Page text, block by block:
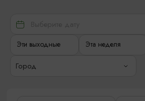
Эти выходные Эта неделя
Город